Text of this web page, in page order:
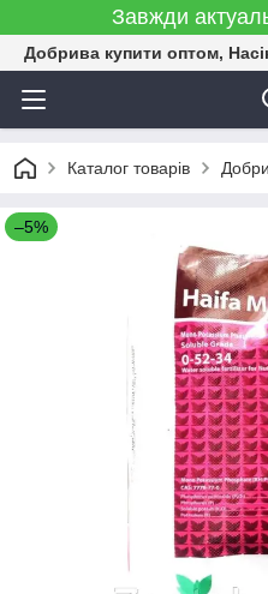
Завжди
Добрива купити оптом,
Каталог товарів
–5%